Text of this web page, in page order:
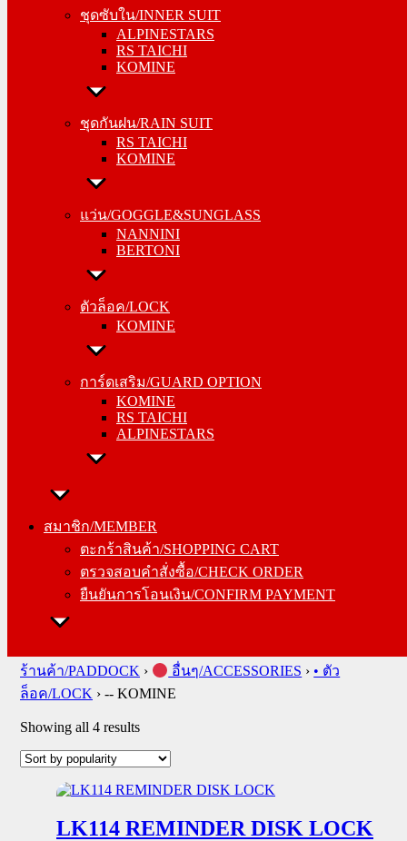
ชุดซับใน/INNER SUIT
ALPINESTARS
RS TAICHI
KOMINE
ชุดกันฝน/RAIN SUIT
RS TAICHI
KOMINE
แว่น/GOGGLE&SUNGLASS
NANNINI
BERTONI
ตัวล็อค/LOCK
KOMINE
การ์ดเสริม/GUARD OPTION
KOMINE
RS TAICHI
ALPINESTARS
สมาชิก/MEMBER
ตะกร้าสินค้า/SHOPPING CART
ตรวจสอบคำสั่งซื้อ/CHECK ORDER
ยืนยันการโอนเงิน/CONFIRM PAYMENT
RS TAICHI
KOMINE
ชุดกันฝน/RAIN SUIT
KOMINE
แว่น/GOGGLE&SUNGLASS
BERTONI
ตัวล็อค/LOCK
การ์ดเสริม/GUARD OPTION
RS TAICHI
ALPINESTARS
สมาชิก/MEMBER
ตรวจสอบคำสั่งซื้อ/CHECK ORDER
ยืนยันการโอนเงิน/CONFIRM PAYMENT
ร้านค้า/PADDOCK › อื่นๆ/ACCESSORIES › • ตัว
ล็อค/LOCK › -- KOMINE
Showing all 4 resultsSorted
popularity
LK114 REMINDER DISK LOCK